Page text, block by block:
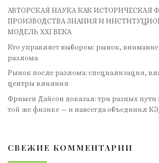
АВТОРСКАЯ НАУКА КАК ИСТОРИЧЕСКАЯ
ПРОИЗВОДСТВА ЗНАНИЯ И
МОДЕЛЬ XXI ВЕКА
Кто управляет выбором: рынок, внимание
разлома
Рынок после разлома: специализация,
центры влияния
Фримен Дайсон доказал: три разных пути
той же физике — и навсегда объединил
СВЕЖИЕ КОММЕНТАРИИ